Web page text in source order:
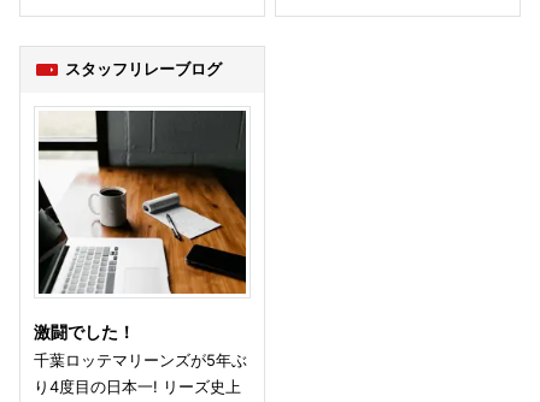
スタッフリレーブログ
激闘でした！
千葉ロッテマリーンズが5年ぶ
り4度目の日本一! リーズ史上